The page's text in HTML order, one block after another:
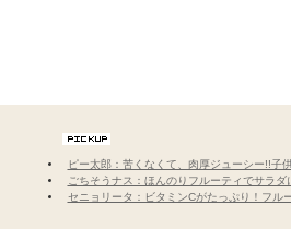
ピー太郎：苦くなくて、肉厚ジューシー!!子
ごちそうナス：ほんのりフルーティでサラダ
セニョリータ：ビタミンCがたっぷり！フル